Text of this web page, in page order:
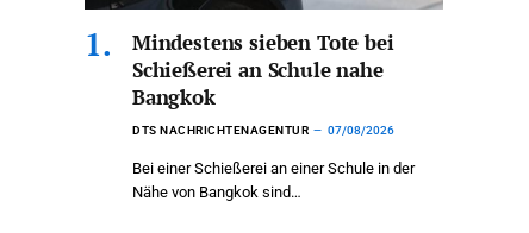
Mindestens sieben Tote bei
Schießerei an Schule nahe
Bangkok
DTS NACHRICHTENAGENTUR 07/08/2026
Bei einer Schießerei an einer Schule in der
Nähe von Bangkok sind…